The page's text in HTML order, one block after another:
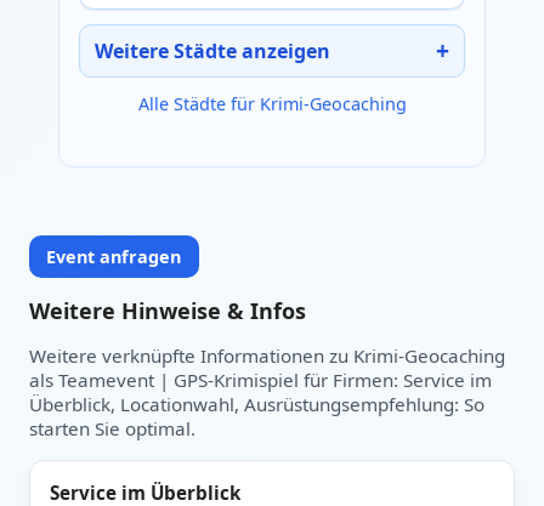
Weitere Städte anzeigen
Alle Städte für Krimi-Geocaching
Event anfragen
Weitere Hinweise & Infos
Weitere verknüpfte Informationen zu Krimi-Geocaching
als Teamevent | GPS-Krimispiel für Firmen: Service im
Überblick, Locationwahl, Ausrüstungsempfehlung: So
starten Sie optimal.
Service im Überblick